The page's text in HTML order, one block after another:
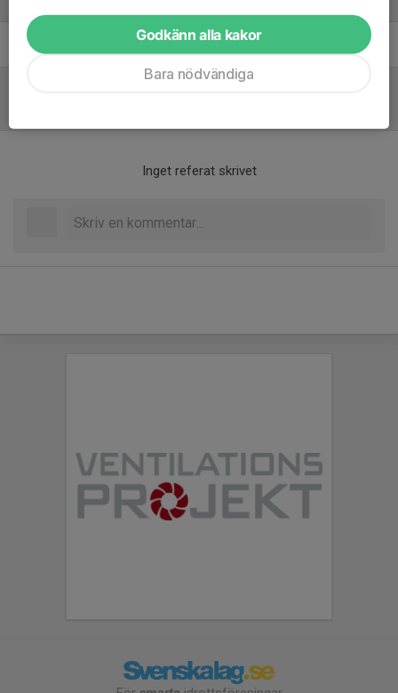
Hanna EgelstigLedare
Inget referat skrivet
Godkänn alla kakor
Bara nödvändiga